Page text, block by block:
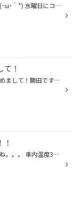
みなさんこんにちはヾ(･ω･｀*) 水曜日にコクピットの走行会に参加してきました！！！ 初めてグリップに挑戦しました。。。最初ｺﾜｶｯﾀ。。。 初めてなのでどう走ったらいいのかも分からず緊張しましたが 1周走ってすぐに楽しくなっちゃいました(✿ฺ-ω-)♪ 周りの方々はベテランの方ばかりで、凄く速かっ...
！
皆さんこんにちは！初めまして！勝田ですｗｗ ４月から入りました！これから頑張りますので、宜しくお願い致します！ ところで今日はとても暑かったですね！そんな暑い中でも今日はカーナビ取付作業をしてました！ 新しいカーナビはいいですね！ 皆さんのカーナビは道が途中からなくなったりしてま...
今日は久々に暑いですね。。。 車内温度35度になってました。死んじゃう。。。 あ、さっき飛行機雲発見しましたo(´∇｀*o)♪ まーーっすぐ一直線できれい☆ さておき、先日ムーヴキャンバスのお客様に可愛らしいホイールをインストールしました☆ （装着写真撮り忘れてしまいましたが。。。） いまこん...